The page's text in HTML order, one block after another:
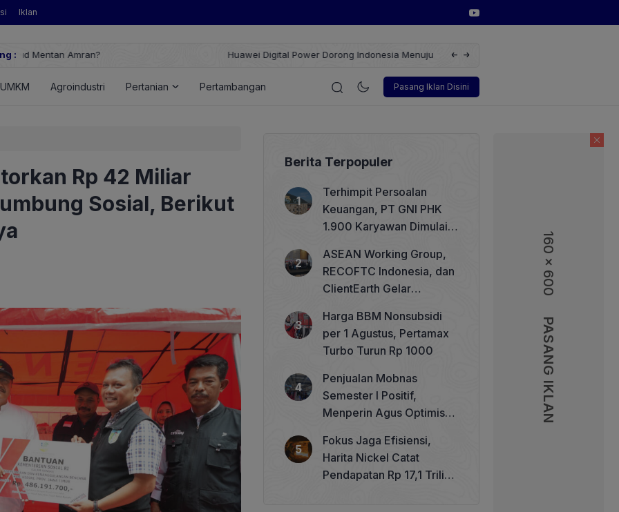
160 x 600
PASANG IKLAN
Iklan
:
Huawei Digital Power Dorong Indonesia Menuju Revolusi Energi Terbarukan dengan Solusi
Wakil Direktur Utama PT Pelindo,
Pasang Iklan Disini
UMKM Agroindustri Pertanian Pertambangan Korporasi Teknologi Otomotif
Rp 42 Miliar
Sosial, Berikut
Berita Terpopuler
Terhimpit Persoalan
Keuangan, PT GNI PHK
1.900 Karyawan Dimulai 5
ASEAN Working Group,
RECOFTC Indonesia, dan
ClientEarth Gelar
Memperkuat Tata Kelola
Perhutanan Sosial
Harga BBM Nonsubsidi
per 1 Agustus, Pertamax
Turbo Turun Rp 1000
Penjualan Mobnas
Semester I Positif,
Menperin Agus Optimistis
Fokus Jaga Efisiensi,
Harita Nickel Catat
Pendapatan Rp 17,1 Triliun